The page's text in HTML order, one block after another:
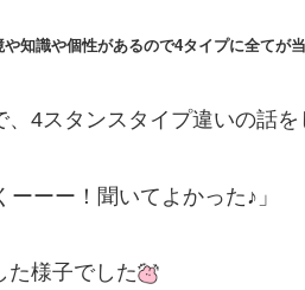
知識や個性があるので4タイプに全てが
、4スタンスタイプ違いの話
ーーー！聞いてよかった♪」
た様子でした